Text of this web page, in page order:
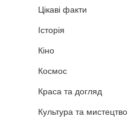
Цікаві факти
Історія
Кіно
Космос
Краса та догляд
Культура та мистецтво